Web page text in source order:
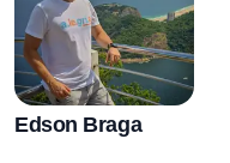
Edson Braga